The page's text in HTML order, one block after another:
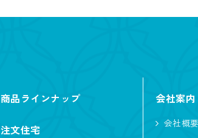
商品ラインナップ
注文住宅
会社案内
会社概要